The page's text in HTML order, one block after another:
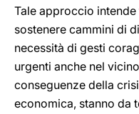
Tale approccio
sostenere cammini di
necessità di gesti
urgenti anche nel
conseguenze della
economica, stanno da